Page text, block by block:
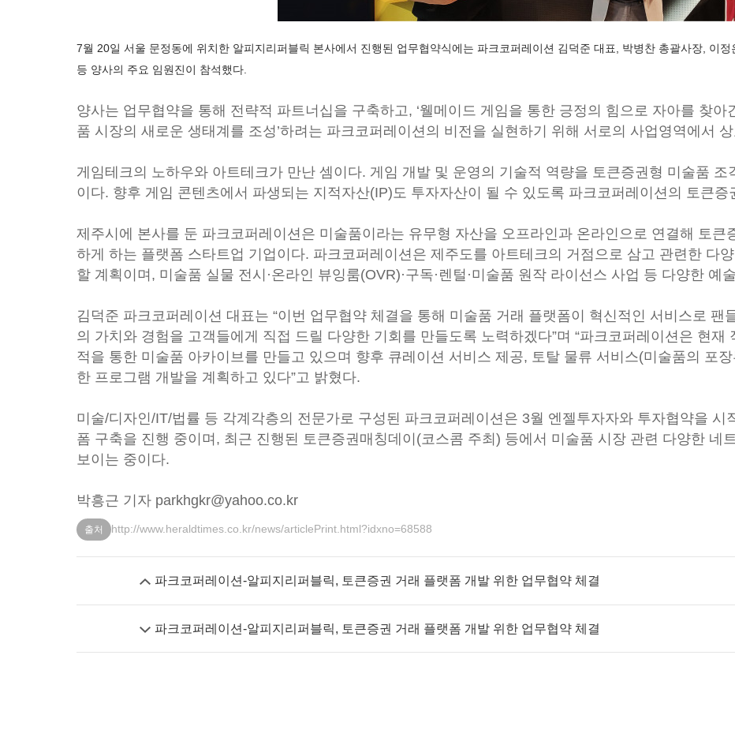
7월 20일 서울 문정동에 위치한 알피지리퍼블릭 본사에서 진행된 업무협약식에는 파크코퍼레이션 김덕준 대표, 박병찬 총괄사장, 이
등 양사의 주요 임원진이 참석했다.
양사는 업무협약을 통해 전략적 파트너십을 구축하고, ‘웰메이드 게임을 통한 긍정의 힘으로 자아를 찾아
품 시장의 새로운 생태계를 조성’하려는 파크코퍼레이션의 비전을 실현하기 위해 서로의 사업영역에서
게임테크의 노하우와 아트테크가 만난 셈이다. 게임 개발 및 운영의 기술적 역량을 토큰증권형 미술품
이다. 향후 게임 콘텐츠에서 파생되는 지적자산(IP)도 투자자산이 될 수 있도록 파크코퍼레이션의 토큰
제주시에 본사를 둔 파크코퍼레이션은 미술품이라는 유무형 자산을 오프라인과 온라인으로 연결해 토큰
하게 하는 플랫폼 스타트업 기업이다. 파크코퍼레이션은 제주도를 아트테크의 거점으로 삼고 관련한 다
할 계획이며, 미술품 실물 전시·온라인 뷰잉룸(OVR)·구독·렌털·미술품 원작 라이선스 사업 등 다양한 예
김덕준 파크코퍼레이션 대표는 “이번 업무협약 체결을 통해 미술품 거래 플랫폼이 혁신적인 서비스로 팬
의 가치와 경험을 고객들에게 직접 드릴 다양한 기회를 만들도록 노력하겠다”며 “파크코퍼레이션은 현
적을 통한 미술품 아카이브를 만들고 있으며 향후 큐레이션 서비스 제공, 토탈 물류 서비스(미술품의 포
한 프로그램 개발을 계획하고 있다”고 밝혔다.
미술/디자인/IT/법률 등 각계각층의 전문가로 구성된 파크코퍼레이션은 3월 엔젤투자자와 투자협약을 시
폼 구축을 진행 중이며, 최근 진행된 토큰증권매칭데이(코스콤 주최) 등에서 미술품 시장 관련 다양한 네
보이는 중이다.
박흥근 기자 parkhgkr@yahoo.co.kr
출처 http://www.heraldtimes.co.kr/news/articlePrint.html?idxno=68588
파크코퍼레이션-알피지리퍼블릭, 토큰증권 거래 플랫폼 개발 위한 업무협약 체결
파크코퍼레이션-알피지리퍼블릭, 토큰증권 거래 플랫폼 개발 위한 업무협약 체결